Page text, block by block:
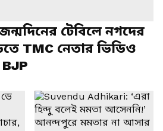
টেবিলে নগদের
TMC নেতার ভিডিও